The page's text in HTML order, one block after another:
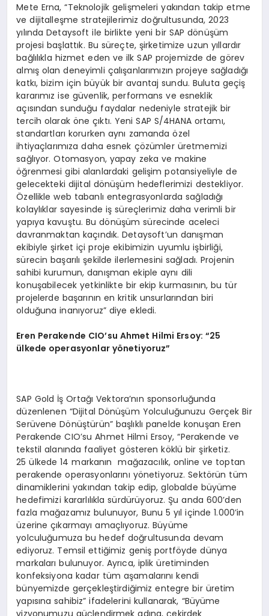
Mete Erna, “Teknolojik gelişmeleri yakından takip etme
ve dijitalleşme stratejilerimiz doğrultusunda, 2023
yılında Detaysoft ile birlikte yeni bir SAP dönüşüm
projesi başlattık. Bu süreçte, şirketimize uzun yıllardır
bağlılıkla hizmet eden ve ilk SAP projemizde de görev
almış olan deneyimli çalışanlarımızın projeye sağladığı
katkı, bizim için büyük bir avantaj sundu. Buluta geçiş
kararımız ise güvenlik, performans ve esneklik
açısından sunduğu faydalar nedeniyle stratejik bir
tercih olarak öne çıktı. Yeni SAP S/4HANA ortamı,
standartları korurken aynı zamanda özel
ihtiyaçlarımıza daha esnek çözümler üretmemizi
sağlıyor. Otomasyon, yapay zeka ve makine
öğrenmesi gibi alanlardaki gelişim potansiyeliyle de
gelecekteki dijital dönüşüm hedeflerimizi destekliyor.
Özellikle web tabanlı entegrasyonlarda sağladığı
kolaylıklar sayesinde iş süreçlerimiz daha verimli bir
yapıya kavuştu. Bu dönüşüm sürecinde aceleci
davranmaktan kaçındık. Detaysoft’un danışman
ekibiyle şirket içi proje ekibimizin uyumlu işbirliği,
sürecin başarılı şekilde ilerlemesini sağladı. Projenin
sahibi kurumun, danışman ekiple aynı dili
konuşabilecek yetkinlikte bir ekip kurmasının, bu tür
projelerde başarının en kritik unsurlarından biri
olduğuna inanıyoruz” diye ekledi.
Eren Perakende CIO’su Ahmet Hilmi Ersoy: “25
ülkede operasyonlar yönetiyoruz”
SAP Gold İş Ortağı Vektora’nın sponsorluğunda
düzenlenen “Dijital Dönüşüm Yolculuğunuzu Gerçek Bir
Serüvene Dönüştürün” başlıklı panelde konuşan Eren
Perakende CIO’su Ahmet Hilmi Ersoy, “Perakende ve
tekstil alanında faaliyet gösteren köklü bir şirketiz.
25 ülkede 14 markanın mağazacılık, online ve toptan
perakende operasyonlarını yönetiyoruz. Sektörün tüm
dinamiklerini yakından takip edip, globalde büyüme
hedefimizi kararlılıkla sürdürüyoruz. Şu anda 600’den
fazla mağazamız bulunuyor, Bunu 5 yıl içinde 1.000’in
üzerine çıkarmayı amaçlıyoruz. Büyüme
yolculuğumuza bu hedef doğrultusunda devam
ediyoruz. Temsil ettiğimiz geniş portföyde dünya
markaları bulunuyor. Ayrıca, iplik üretiminden
konfeksiyona kadar tüm aşamalarını kendi
bünyemizde gerçekleştirdiğimiz entegre bir üretim
yapısına sahibiz” ifadelerini kullanarak, “Büyüme
vizyonumuzu güçlendirmek adına, çekirdek